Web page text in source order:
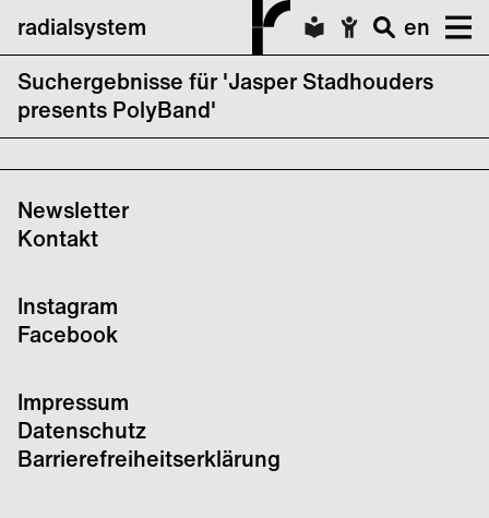
radialsystem
en
Suchergebnisse für 'Jasper Stadhouders
presents PolyBand'
keine Suchergebnisse für Jasper
Stadhouders presents PolyBand
Newsletter
Kontakt
Instagram
Facebook
Impressum
Datenschutz
Barrierefreiheitserklärung